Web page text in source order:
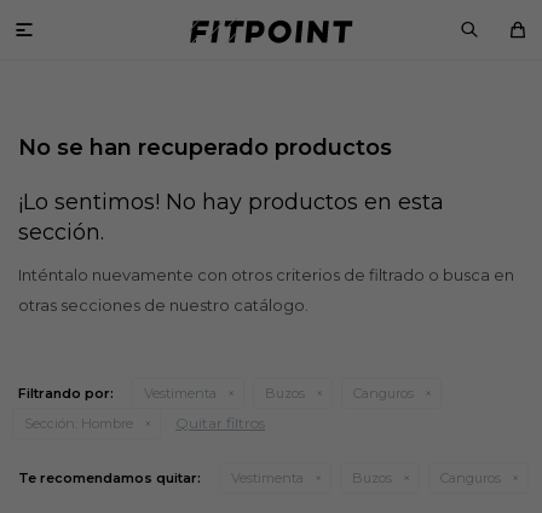

No se han recuperado productos
¡Lo sentimos! No hay productos en esta
sección.
Inténtalo nuevamente con otros criterios de filtrado o busca en
otras secciones de nuestro catálogo.
Filtrando por: Vestimenta Buzos
Canguros
Sección: Hombre Quitar filtros
Te recomendamos quitar: Vestimenta Buzos Canguros